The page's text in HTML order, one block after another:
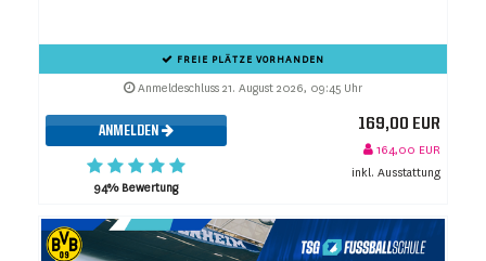
FREIE PLÄTZE VORHANDEN
Anmeldeschluss 21. August 2026, 09:45 Uhr
ANMELDEN
94% Bewertung
169,00 EUR
164,00 EUR
inkl. Ausstattung